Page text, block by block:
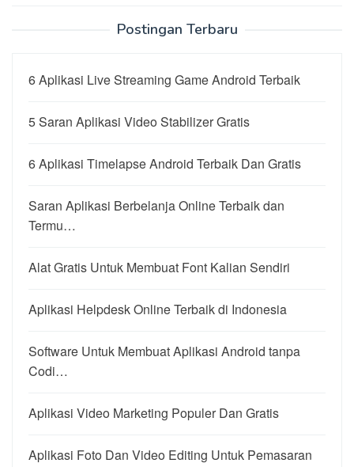
Postingan Terbaru
6 Aplikasi Live Streaming Game Android Terbaik
5 Saran Aplikasi Video Stabilizer Gratis
6 Aplikasi Timelapse Android Terbaik Dan Gratis
Saran Aplikasi Berbelanja Online Terbaik dan
Termu…
Alat Gratis Untuk Membuat Font Kalian Sendiri
Aplikasi Helpdesk Online Terbaik di Indonesia
Software Untuk Membuat Aplikasi Android tanpa
Codi…
Aplikasi Video Marketing Populer Dan Gratis
Aplikasi Foto Dan Video Editing Untuk Pemasaran